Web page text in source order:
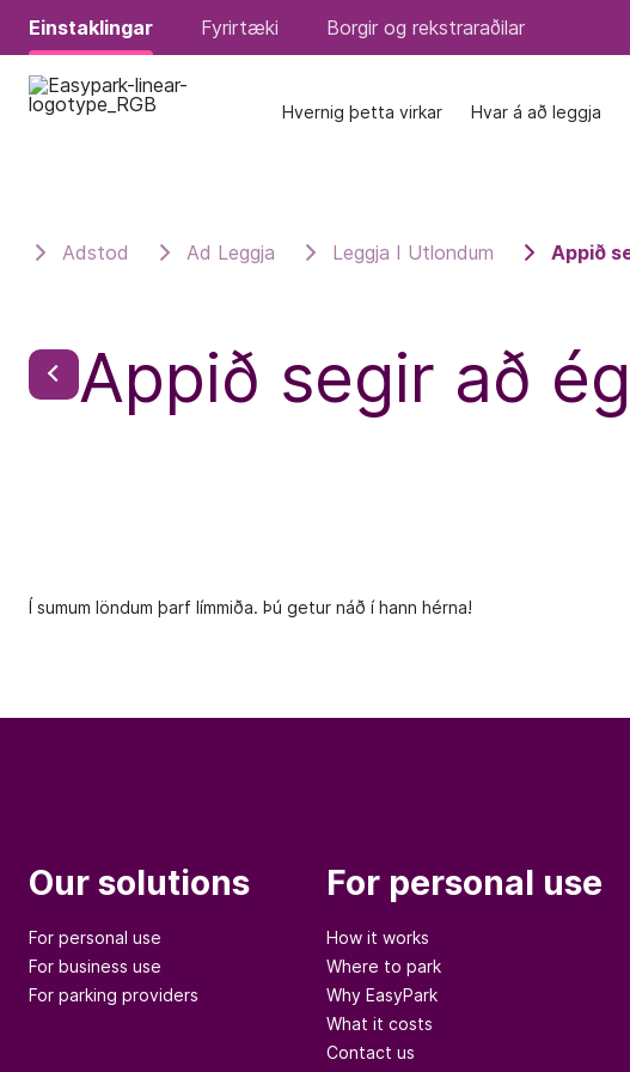
Einstaklingar Fyrirtæki Borgir og rekstraraðilar
Hvernig þetta virkar Hvar á að leggja
Einstaklingar Fyrirtæki Borgir og rekstraraðilar
Hvernig þetta virkar Hvar á að leggja
Adstod Ad Leggja Leggja I Utlondum Appið
Appið segir að
Í sumum löndum þarf límmiða. Þú getur náð í hann hérna!
Our solutions
For personal use
For business use
For parking providers
For personal use
How it works
Where to park
Why EasyPark
What it costs
Contact us